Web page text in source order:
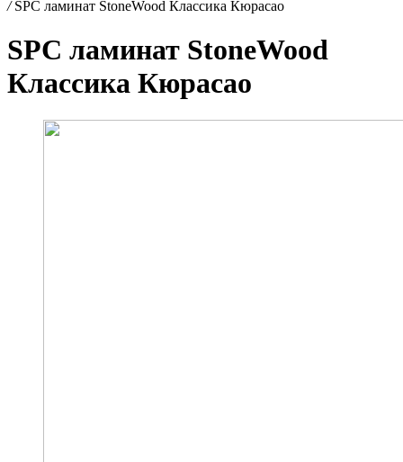
/ SPC ламинат StoneWood Классика Кюрасао
SPC ламинат StoneWood
Классика Кюрасао